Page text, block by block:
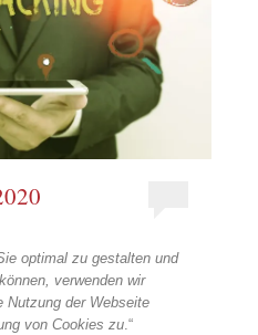
optimal zu gestalten und
verwenden wir
Nutzung der Webseite
von Cookies zu.“